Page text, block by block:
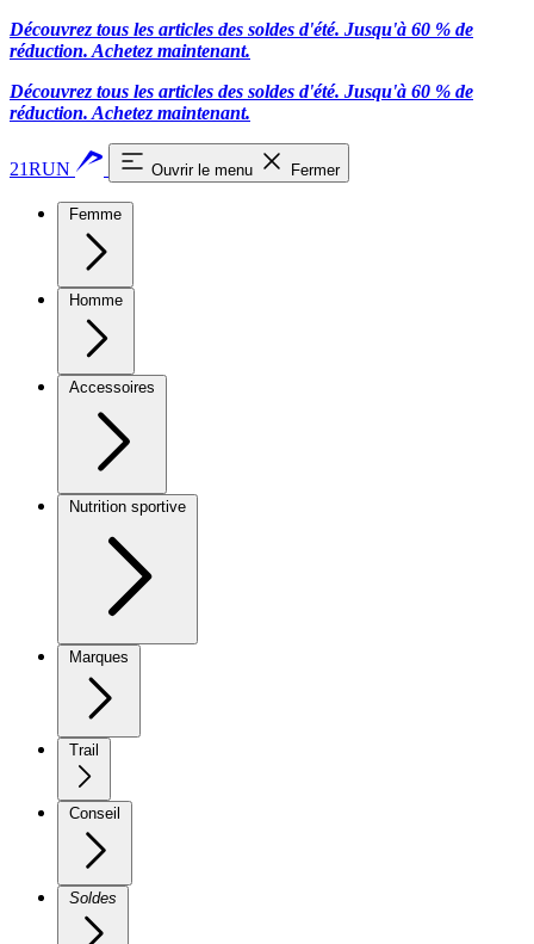
Découvrez tous les articles des soldes d'été. Jusqu'à 60 % de
réduction. Achetez maintenant.
Découvrez tous les articles des soldes d'été. Jusqu'à 60 % de
réduction. Achetez maintenant.
21RUN Ouvrir le menu Fermer
Femme
Homme
Accessoires
Nutrition sportive
Marques
Trail
Conseil
Soldes